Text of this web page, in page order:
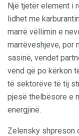
Një tjetër element i
lidhet me
marrë vëllimin e
marrëveshjeve, por
sasinë, vendet
vend që po kërkon
të sektorëve të tij
pjesë thelbësore e
energjinë.
Zelensky shpreson